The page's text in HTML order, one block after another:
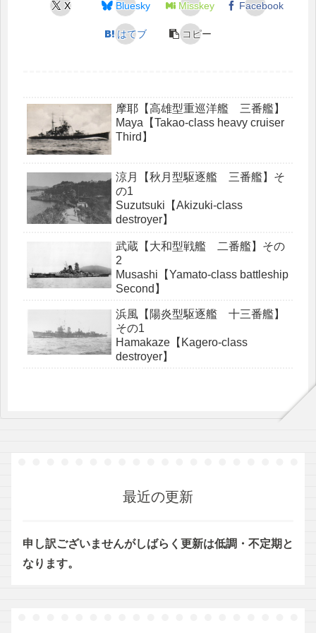
X Bluesky Misskey Facebook
はてブ コピー
摩耶【高雄型重巡洋艦 三番艦】
Maya【Takao-class heavy cruiser
Third】
涼月【秋月型駆逐艦 三番艦】そ
の1
Suzutsuki【Akizuki-class
destroyer】
武蔵【大和型戦艦 二番艦】その
2
Musashi【Yamato-class battleship
Second】
浜風【陽炎型駆逐艦 十三番艦】
その1
Hamakaze【Kagero-class
destroyer】
最近の更新
申し訳ございませんがしばらく更新は低調・不定期と
なります。